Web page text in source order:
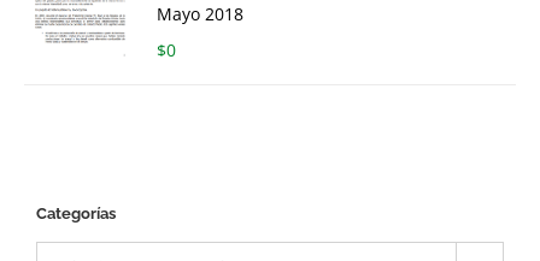
Mayo 2018
$0
Categorías